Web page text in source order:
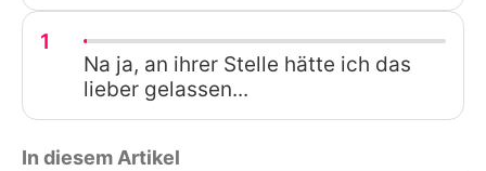
1
Na ja, an ihrer Stelle hätte ich das
lieber gelassen...
In diesem Artikel